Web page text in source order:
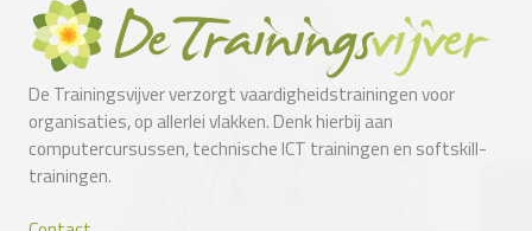
De Trainingsvijver verzorgt vaardigheidstrainingen voor
organisaties, op allerlei vlakken. Denk hierbij aan
computercursussen, technische ICT trainingen en softskill-
trainingen.